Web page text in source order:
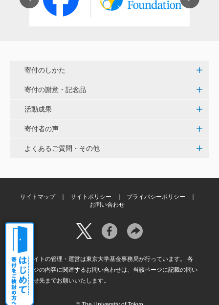
世界に貢献を！
田畑 和樹
い！ <漕艇部>
紺野 邦昭
をはじめとして、身近なことでやらなければならない
ことはたくさんあると思います。お役に立てれば幸甚
寄付のしかた
寄付の謝意・記念品
活動成果
寄付者の声
よくあるご質問・その他
サイトマップ サイトポリシー
プライバシーポリシー
お問い合わせ
本サイトの管理・運営は東京大学基金事務局が行っています。 各
ページの内容に関連するお問い合わせは、当該ページに記載の問い
合わせ先までお願いいたします。